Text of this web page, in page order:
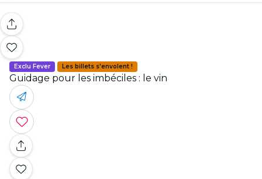
Exclu Fever Les billets s'envolent !
Guidage pour les imbéciles : le vin